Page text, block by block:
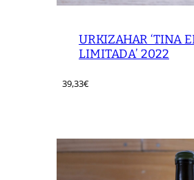
URKIZAHAR ‘TINA
LIMITADA’ 2022
39,33€